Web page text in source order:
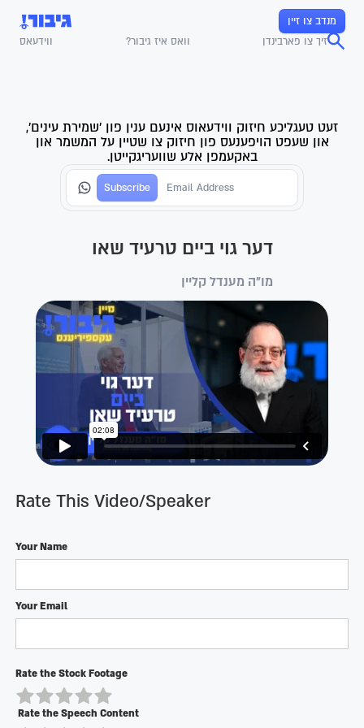
מנדב צו זיין
זיך צו פארבינדן
וואס איז גיבור? ווידעאס
זעט טעגליכע חיזוק ווידעאוס אינעם ענין פון 'שמירת עינים',
און שעפט הויפענעס פון חיזוק צו שטיין על המשמר און
באקעמפן אלע שוועריגקייטן.
דער גוי ביים טרעיד שאו
מו"ה מענדל קליין
Rate This Video/Speaker
Your Name
Your Email
Rate the Stock Footage
Rate the Speech Content